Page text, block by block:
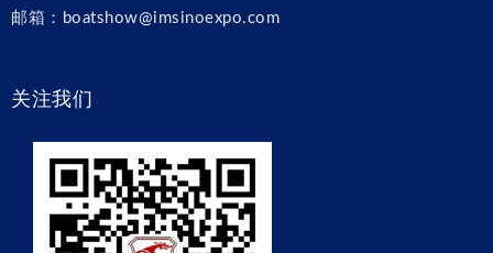
邮箱：boatshow@imsinoexpo.com
关注我们